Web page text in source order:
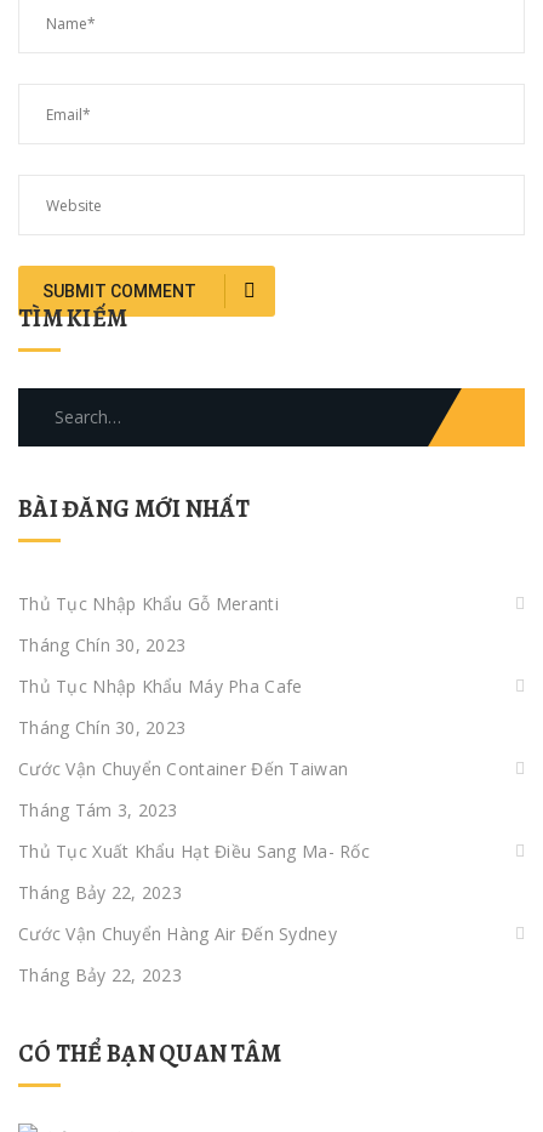
TÌM KIẾM
BÀI ĐĂNG MỚI NHẤT
Thủ Tục Nhập Khẩu Gỗ Meranti
Tháng Chín 30, 2023
Thủ Tục Nhập Khẩu Máy Pha Cafe
Tháng Chín 30, 2023
Cước Vận Chuyển Container Đến Taiwan
Tháng Tám 3, 2023
Thủ Tục Xuất Khẩu Hạt Điều Sang Ma- Rốc
Tháng Bảy 22, 2023
Cước Vận Chuyển Hàng Air Đến Sydney
Tháng Bảy 22, 2023
CÓ THỂ BẠN QUAN TÂM